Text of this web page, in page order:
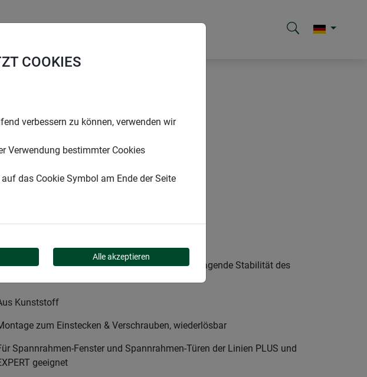
TÜREN
Klemm-Schraubverbindung für hervorragende Stabilität des
Kunststoff
zum Einstecken & Verschrauben, wiederlösbar
Spannrahmen-Fenster und Spannrahmen-Türen der Linien PLUS und
geeignet
COOKIES
verbessern zu können, verwenden wir
Verwendung bestimmter Cookies
das Cookie Symbol am Ende der Seite
Alle akzeptieren